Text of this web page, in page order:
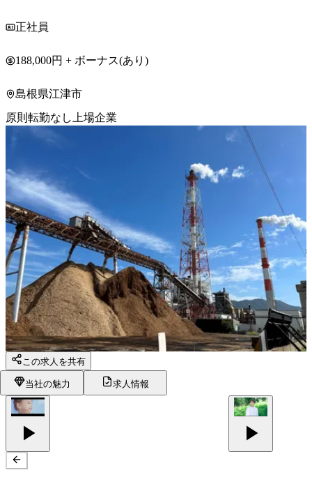
正社員
188,000円 + ボーナス(あり)
島根県江津市
原則転勤なし 上場企業
この求人を共有
当社の魅力 求人情報